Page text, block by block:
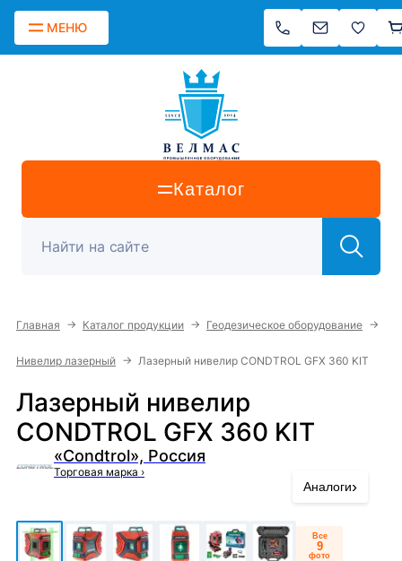
МЕНЮ
Каталог
Главная → Каталог продукции → Геодезическое оборудование →
Нивелир лазерный → Лазерный нивелир CONDTROL GFX 360 KIT
Лазерный нивелир
CONDTROL GFX 360 KIT
«Condtrol», Россия
Торговая марка ›
Все
9
фото
Аналоги›